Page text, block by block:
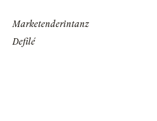
Marketenderintanz
Defilé